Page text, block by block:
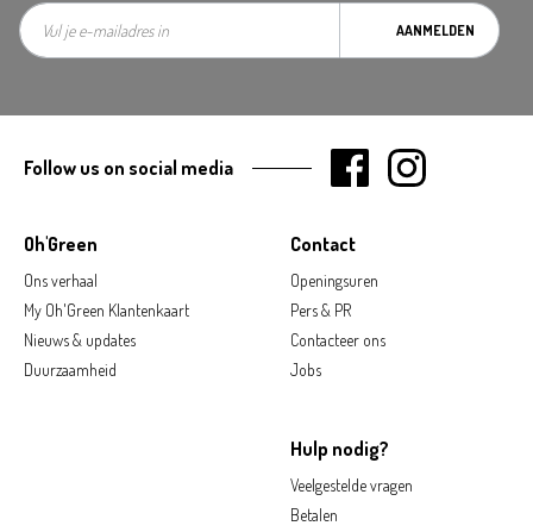
AANMELDEN
Oh'Green
Ons verhaal
My Oh'Green Klantenkaart
Nieuws & updates
Duurzaamheid
Contact
Openingsuren
Pers & PR
Contacteer ons
Jobs
Hulp nodig?
Veelgestelde vragen
Betalen
Follow us on social media